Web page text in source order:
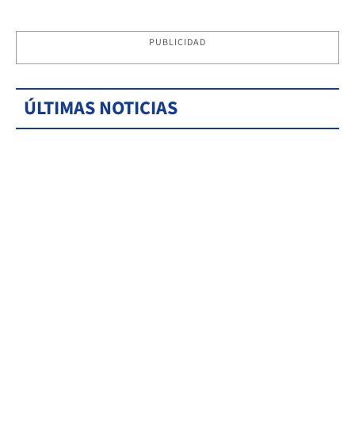
PUBLICIDAD
ÚLTIMAS NOTICIAS